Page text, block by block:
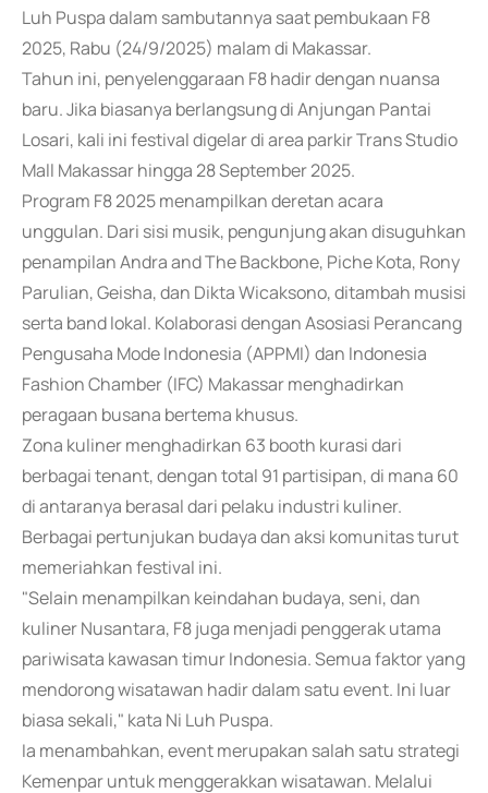
Luh Puspa dalam sambutannya saat pembukaan F8
2025, Rabu (24/9/2025) malam di Makassar.
Tahun ini, penyelenggaraan F8 hadir dengan nuansa
baru. Jika biasanya berlangsung di Anjungan Pantai
Losari, kali ini festival digelar di area parkir Trans Studio
Mall Makassar hingga 28 September 2025.
Program F8 2025 menampilkan deretan acara
unggulan. Dari sisi musik, pengunjung akan disuguhkan
penampilan Andra and The Backbone, Piche Kota, Rony
Parulian, Geisha, dan Dikta Wicaksono, ditambah musisi
serta band lokal. Kolaborasi dengan Asosiasi Perancang
Pengusaha Mode Indonesia (APPMI) dan Indonesia
Fashion Chamber (IFC) Makassar menghadirkan
peragaan busana bertema khusus.
Zona kuliner menghadirkan 63 booth kurasi dari
berbagai tenant, dengan total 91 partisipan, di mana 60
di antaranya berasal dari pelaku industri kuliner.
Berbagai pertunjukan budaya dan aksi komunitas turut
memeriahkan festival ini.
"Selain menampilkan keindahan budaya, seni, dan
kuliner Nusantara, F8 juga menjadi penggerak utama
pariwisata kawasan timur Indonesia. Semua faktor yang
mendorong wisatawan hadir dalam satu event. Ini luar
biasa sekali," kata Ni Luh Puspa.
Ia menambahkan, event merupakan salah satu strategi
Kemenpar untuk menggerakkan wisatawan. Melalui